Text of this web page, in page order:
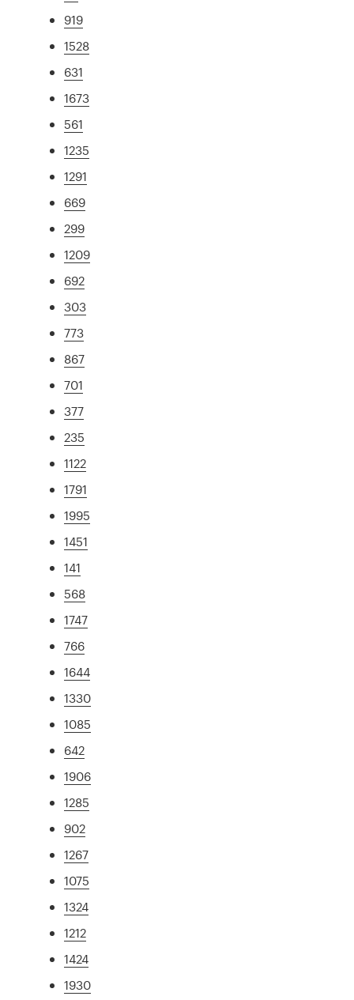
919
1528
631
1673
561
1235
1291
669
299
1209
692
303
773
867
701
377
235
1122
1791
1995
1451
141
568
1747
766
1644
1330
1085
642
1906
1285
902
1267
1075
1324
1212
1424
1930